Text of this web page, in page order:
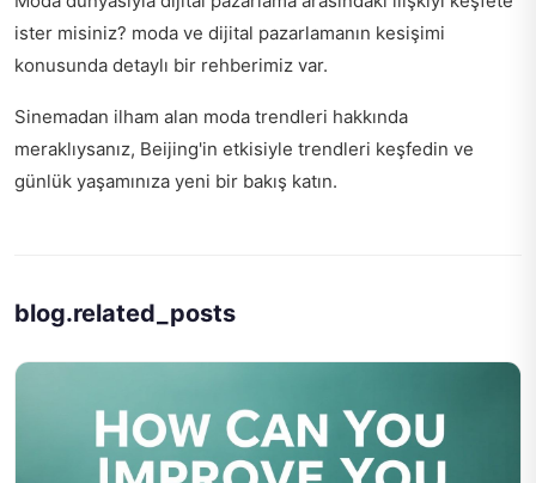
ister misiniz? moda ve dijital pazarlamanın kesişimi
konusunda detaylı bir rehberimiz var.
Sinemadan ilham alan moda trendleri hakkında
meraklıysanız, Beijing'in etkisiyle trendleri keşfedin ve
günlük yaşamınıza yeni bir bakış katın.
blog.related_posts